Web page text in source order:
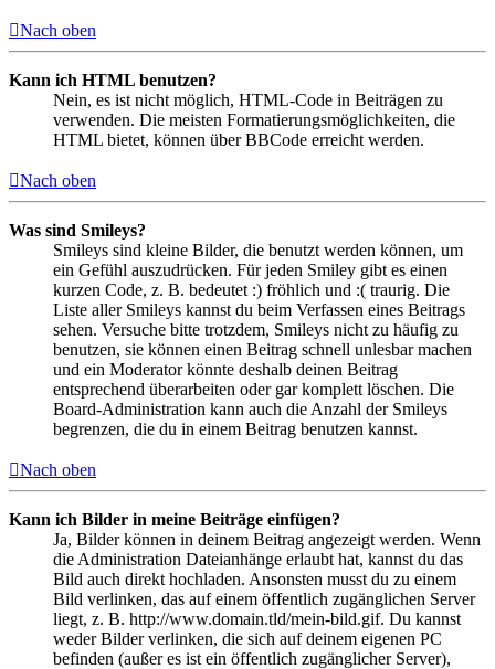
Nach oben
Kann ich HTML benutzen?
Nein, es ist nicht möglich, HTML-Code in Beiträgen zu
verwenden. Die meisten Formatierungsmöglichkeiten, die
HTML bietet, können über BBCode erreicht werden.
Nach oben
Was sind Smileys?
Smileys sind kleine Bilder, die benutzt werden können, um
ein Gefühl auszudrücken. Für jeden Smiley gibt es einen
kurzen Code, z. B. bedeutet :) fröhlich und :( traurig. Die
Liste aller Smileys kannst du beim Verfassen eines Beitrags
sehen. Versuche bitte trotzdem, Smileys nicht zu häufig zu
benutzen, sie können einen Beitrag schnell unlesbar machen
und ein Moderator könnte deshalb deinen Beitrag
entsprechend überarbeiten oder gar komplett löschen. Die
Board-Administration kann auch die Anzahl der Smileys
begrenzen, die du in einem Beitrag benutzen kannst.
Nach oben
Kann ich Bilder in meine Beiträge einfügen?
Ja, Bilder können in deinem Beitrag angezeigt werden. Wenn
die Administration Dateianhänge erlaubt hat, kannst du das
Bild auch direkt hochladen. Ansonsten musst du zu einem
Bild verlinken, das auf einem öffentlich zugänglichen Server
liegt, z. B. http://www.domain.tld/mein-bild.gif. Du kannst
weder Bilder verlinken, die sich auf deinem eigenen PC
befinden (außer es ist ein öffentlich zugänglicher Server),